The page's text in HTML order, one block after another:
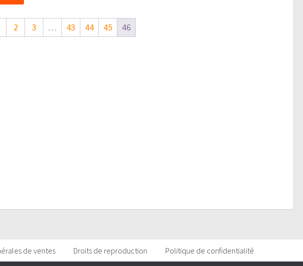
2 3 … 43 44 45 46
de ventes Droits de reproduction Politique de confidentialité